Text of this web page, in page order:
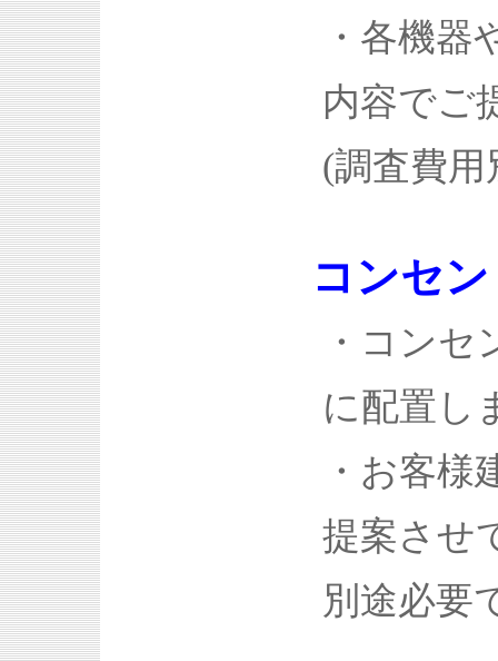
・各機器
内容でご
(調査費
コンセ
・コン
に配置し
・お客
提案させ
別途必要